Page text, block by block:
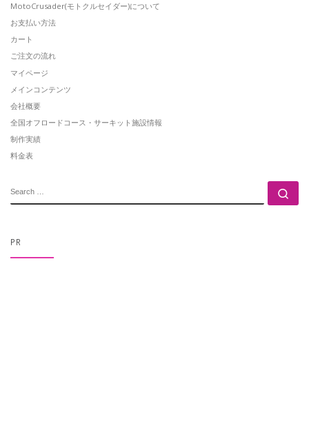
MotoCrusader(モトクルセイダー)について
お支払い方法
カート
ご注文の流れ
マイページ
メインコンテンツ
会社概要
全国オフロードコース・サーキット施設情報
制作実績
料金表
PR